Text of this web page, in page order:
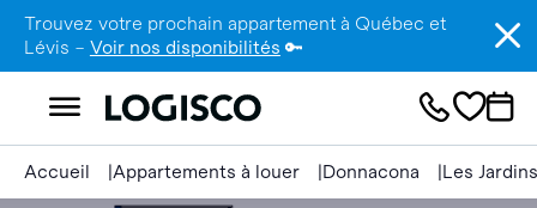
Trouvez votre prochain appartement à Québec et
Lévis – Voir nos disponibilités 🔑
Accueil Appartements à louer Donnacona Les